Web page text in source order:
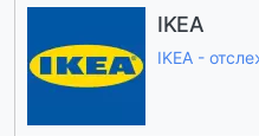
IKEA
IKEA -